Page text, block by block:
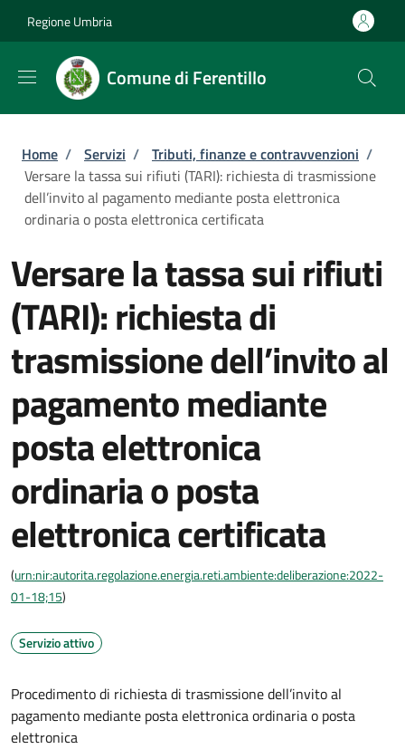
Regione Umbria
Comune di Ferentillo
Briciole di pane
Home / Servizi / Tributi, finanze e contravvenzioni /
Versare la tassa sui rifiuti (TARI): richiesta di trasmissione
dell’invito al pagamento mediante posta elettronica
ordinaria o posta elettronica certificata
Versare la tassa sui rifiuti
(TARI): richiesta di
trasmissione dell’invito al
pagamento mediante
posta elettronica
ordinaria o posta
elettronica certificata
(urn:nir:autorita.regolazione.energia.reti.ambiente:deliberazione:2022-
01-18;15)
Servizio attivo
Procedimento di richiesta di trasmissione dell’invito al
pagamento mediante posta elettronica ordinaria o posta
elettronica